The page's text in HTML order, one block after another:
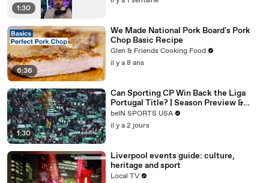
1:30
6:36
We Made National Pork Board's Pork
Chop Basic Recipe
Glen & Friends Cooking Food
il y a 8 ans
1:30
Can Sporting CP Win Back the Liga
Portugal Title? | Season Preview &
Analysis
beIN SPORTS USA
il y a 2 jours
Liverpool events guide: culture,
heritage and sport
Local TV